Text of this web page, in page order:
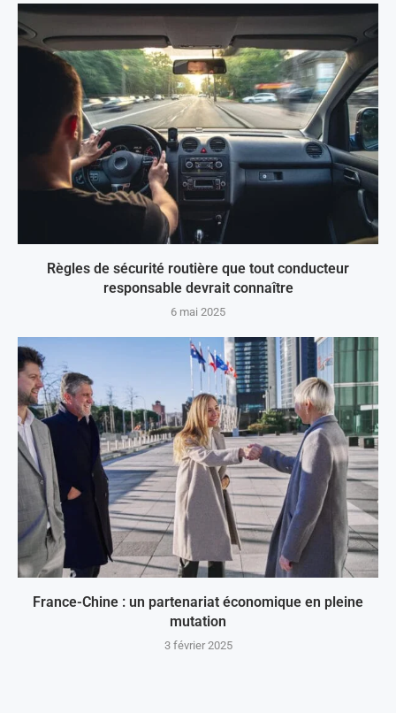
Règles de sécurité routière que tout conducteur
responsable devrait connaître
6 mai 2025
France-Chine : un partenariat économique en pleine
mutation
3 février 2025